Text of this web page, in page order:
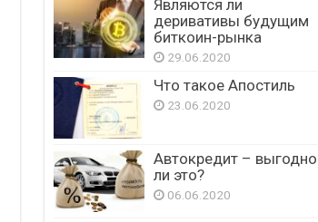
Являются ли
деривативы будущим
биткоин-рынка
29.06.2020
Что такое Апостиль
23.06.2020
Автокредит – выгодно
ли это?
06.06.2020